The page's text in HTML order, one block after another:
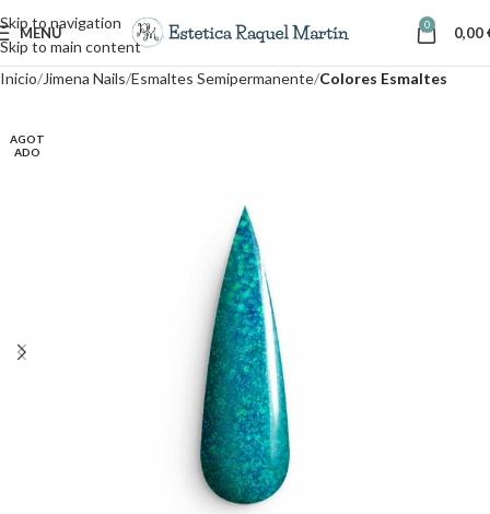
Skip to navigation
Skip to main content
MENÚ 0 0,00
Inicio Jimena Nails Esmaltes Semipermanente Colores Esmaltes
AGOT
ADO